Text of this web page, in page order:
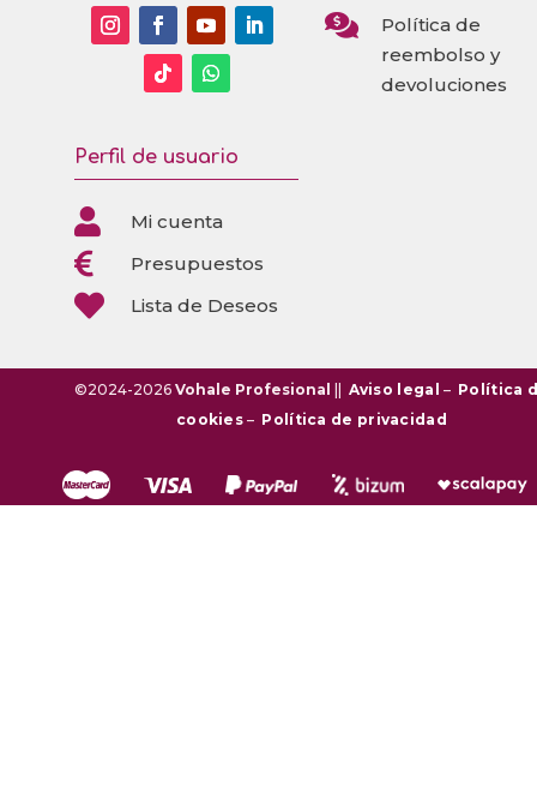

Política de
reembolso y
devoluciones
Perfil de usuario
 Mi cuenta
 Presupuestos
 Lista de Deseos
©2024-2026 Vohale Profesional Aviso legal – Política
cookies– Política de privacidad